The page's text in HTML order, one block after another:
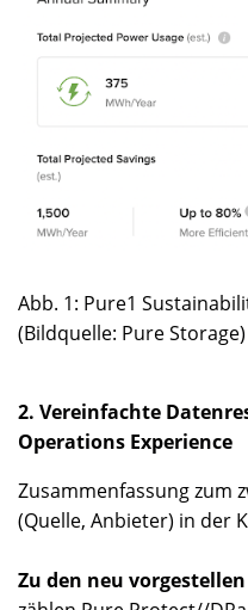
Abb. 1: Pure1
(Bildquelle: Pure Storage)
2. Vereinfachte
Operations Experience
Zusammenfassung zum
(Quelle, Anbieter) in der
Zu den neu